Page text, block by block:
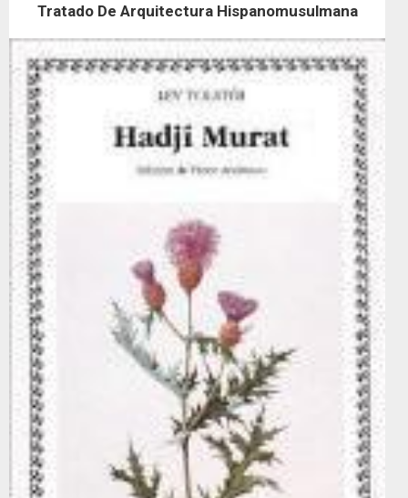
Tratado De Arquitectura Hispanomusulmana